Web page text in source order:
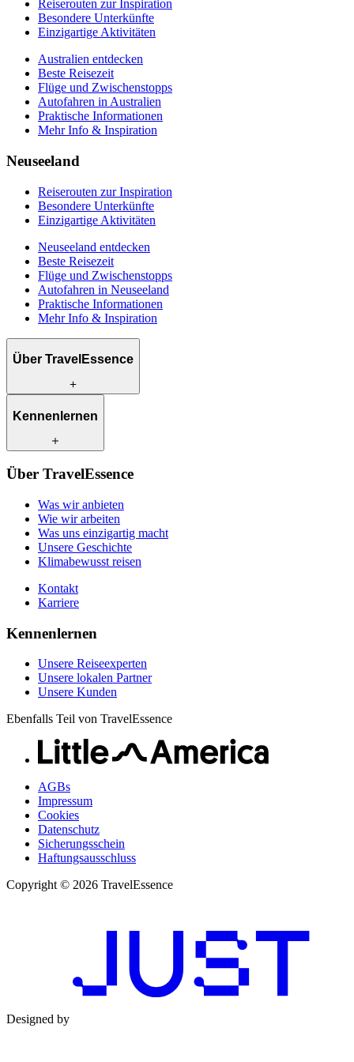
Reiserouten zur Inspiration
Besondere Unterkünfte
Einzigartige Aktivitäten
Australien entdecken
Beste Reisezeit
Flüge und Zwischenstopps
Autofahren in Australien
Praktische Informationen
Mehr Info & Inspiration
Neuseeland
Reiserouten zur Inspiration
Besondere Unterkünfte
Einzigartige Aktivitäten
Neuseeland entdecken
Beste Reisezeit
Flüge und Zwischenstopps
Autofahren in Neuseeland
Praktische Informationen
Mehr Info & Inspiration
Über TravelEssence
Was wir anbieten
Was uns einzigartig macht
Klimabewusst reisen
Kontakt
Karriere
Kennenlernen
Unsere Reiseexperten
Unsere Kunden
Über TravelEssence
Was wir anbieten
Wie wir arbeiten
Was uns einzigartig macht
Unsere Geschichte
Klimabewusst reisen
Kontakt
Karriere
Kennenlernen
Unsere Reiseexperten
Unsere lokalen Partner
Unsere Kunden
Ebenfalls Teil von TravelEssence
AGBs
Impressum
Cookies
Datenschutz
Sicherungsschein
Haftungsausschluss
Copyright © 2026 TravelEssence
Designed by